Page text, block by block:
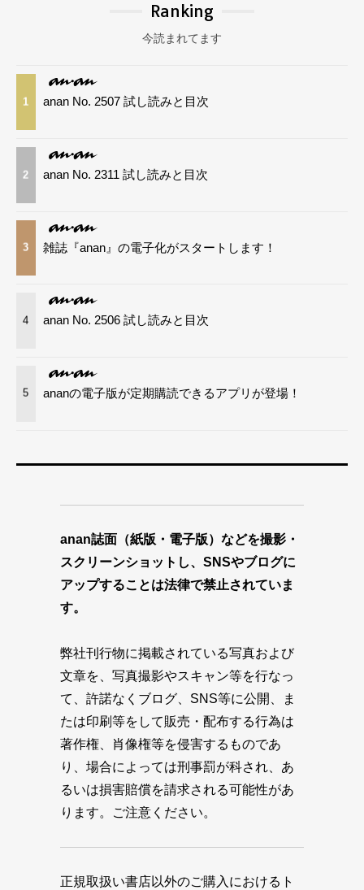
Ranking
今読まれてます
1 anan No. 2507 試し読みと目次
2 anan No. 2311 試し読みと目次
3 雑誌『anan』の電子化がスタートします！
4 anan No. 2506 試し読みと目次
5 ananの電子版が定期購読できるアプリが登場！
anan誌面（紙版・電子版）などを撮影・
スクリーンショットし、SNSやブログに
アップすることは法律で禁止されていま
す。
弊社刊行物に掲載されている写真および
文章を、写真撮影やスキャン等を行なっ
て、許諾なくブログ、SNS等に公開、ま
たは印刷等をして販売・配布する行為は
著作権、肖像権等を侵害するものであ
り、場合によっては刑事罰が科され、あ
るいは損害賠償を請求される可能性があ
ります。ご注意ください。
正規取扱い書店以外のご購入におけるト